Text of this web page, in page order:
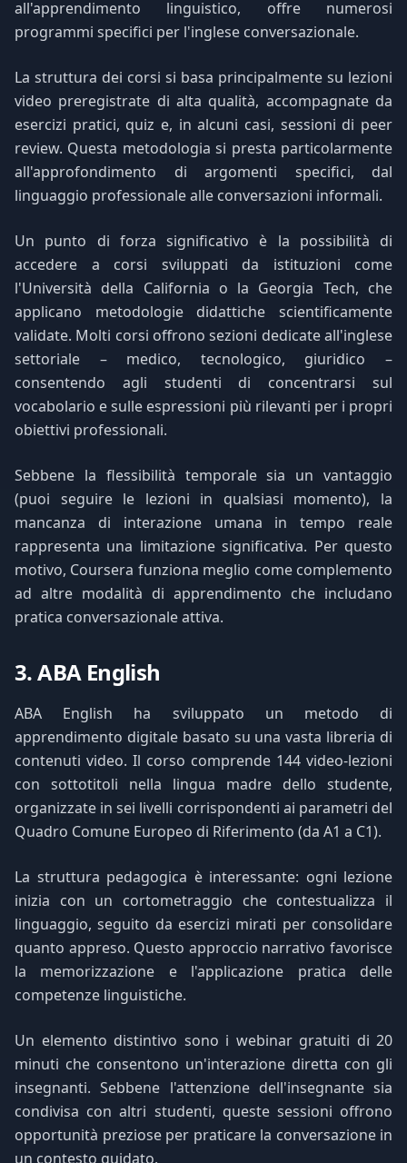
all'apprendimento linguistico, offre numerosi
programmi specifici per l'inglese conversazionale.
La struttura dei corsi si basa principalmente su lezioni
video preregistrate di alta qualità, accompagnate da
esercizi pratici, quiz e, in alcuni casi, sessioni di peer
review. Questa metodologia si presta particolarmente
all'approfondimento di argomenti specifici, dal
linguaggio professionale alle conversazioni informali.
Un punto di forza significativo è la possibilità di
accedere a corsi sviluppati da istituzioni come
l'Università della California o la Georgia Tech, che
applicano metodologie didattiche scientificamente
validate. Molti corsi offrono sezioni dedicate all'inglese
settoriale – medico, tecnologico, giuridico –
consentendo agli studenti di concentrarsi sul
vocabolario e sulle espressioni più rilevanti per i propri
obiettivi professionali.
Sebbene la flessibilità temporale sia un vantaggio
(puoi seguire le lezioni in qualsiasi momento), la
mancanza di interazione umana in tempo reale
rappresenta una limitazione significativa. Per questo
motivo, Coursera funziona meglio come complemento
ad altre modalità di apprendimento che includano
pratica conversazionale attiva.
3. ABA English
ABA English ha sviluppato un metodo di
apprendimento digitale basato su una vasta libreria di
contenuti video. Il corso comprende 144 video-lezioni
con sottotitoli nella lingua madre dello studente,
organizzate in sei livelli corrispondenti ai parametri del
Quadro Comune Europeo di Riferimento (da A1 a C1).
La struttura pedagogica è interessante: ogni lezione
inizia con un cortometraggio che contestualizza il
linguaggio, seguito da esercizi mirati per consolidare
quanto appreso. Questo approccio narrativo favorisce
la memorizzazione e l'applicazione pratica delle
competenze linguistiche.
Un elemento distintivo sono i webinar gratuiti di 20
minuti che consentono un'interazione diretta con gli
insegnanti. Sebbene l'attenzione dell'insegnante sia
condivisa con altri studenti, queste sessioni offrono
opportunità preziose per praticare la conversazione in
un contesto guidato.